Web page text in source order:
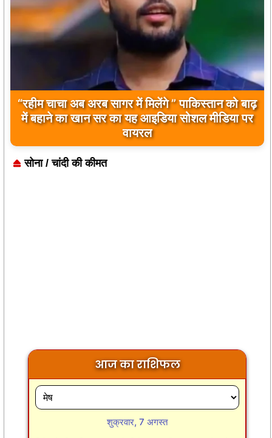
बिलावल भुट्टो द्वारा सिंधु नदी और भारत को लेकर दिए गए
बयान पर भारत के केंद्रीय मंत्रियों की कड़ी प्रतिक्रिया
सोना / चांदी की कीमत
आज का राशिफल
शुक्रवार, 7 अगस्त